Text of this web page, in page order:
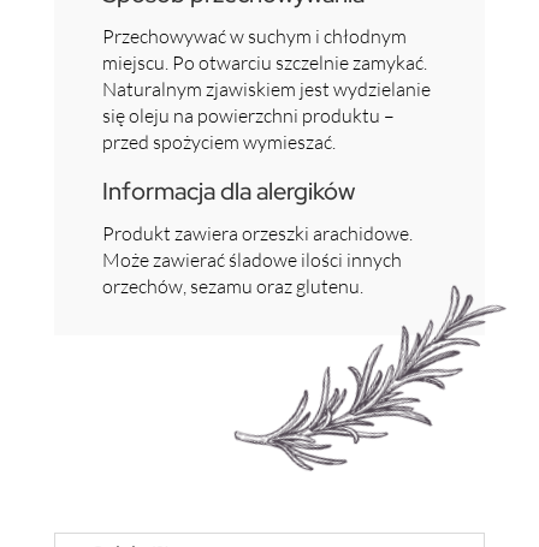
Przechowywać w suchym i chłodnym
miejscu. Po otwarciu szczelnie zamykać.
Naturalnym zjawiskiem jest wydzielanie
się oleju na powierzchni produktu –
przed spożyciem wymieszać.
Informacja dla alergików
Produkt zawiera orzeszki arachidowe.
Może zawierać śladowe ilości innych
orzechów, sezamu oraz glutenu.